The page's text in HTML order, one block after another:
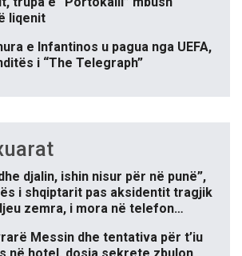
liqenit
e Infantinos u pagua nga UEFA,
i “The Telegraph”
djalin, ishin nisur për në punë”,
i shqiptarit pas aksidentit tragjik
zemra, i mora në telefon…
Messin dhe tentativa për t’iu